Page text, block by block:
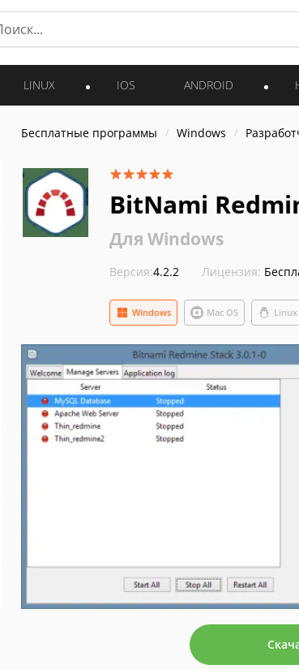
LINUX IOS ANDROID
Бесплатные программы Windows
BitNami
Для Windows
Версия:4.2.2 Лицензия:
Mac OS Linux
Windows